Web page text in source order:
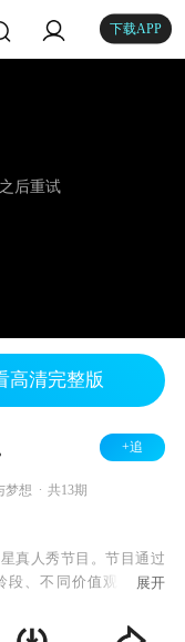
下载APP
后重试
高清完整版
+追
梦想 共13期
真人秀节目。节目通过
段、不同价值观的青年
活，互相学习的青春态
展开